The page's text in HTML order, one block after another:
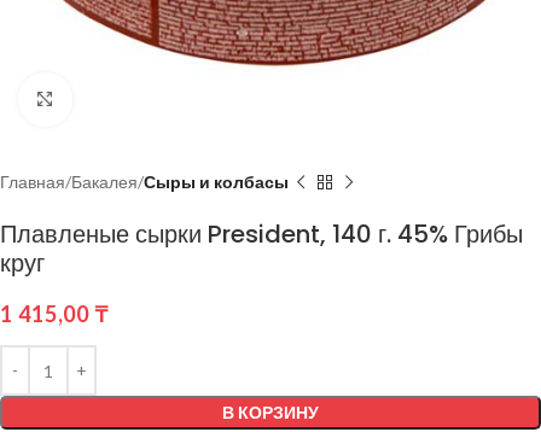
Главная Бакалея Сыры и колбасы
Плавленые сырки President, 140 г. 45% Грибы
круг
1 415,00 ₸
В КОРЗИНУ